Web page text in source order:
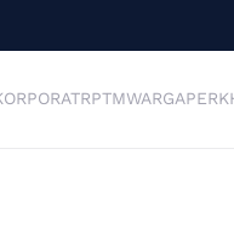
RPTMWARGA